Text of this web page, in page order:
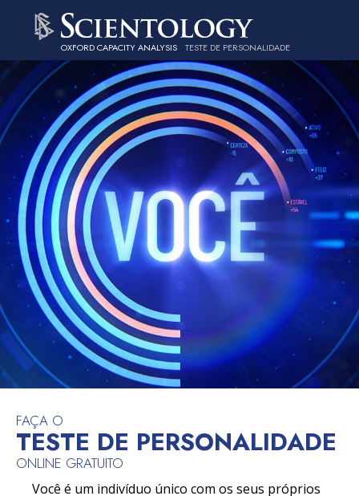
OXFORD CAPACITY ANALYSIS TESTE DE PERSONALIDADE
FAÇA O
TESTE DE PERSONALIDADE
ONLINE GRATUITO
Você é um indivíduo único com os seus próprios